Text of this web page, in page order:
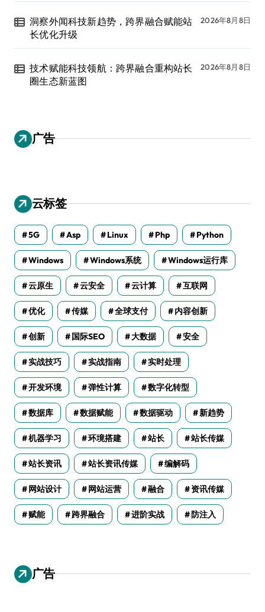
洞察外闻科技新趋势，跨界融合赋能站
长优化升级
2026年8月8日
技术赋能科技领航：跨界融合重构站长
圈生态新蓝图
2026年8月8日
广告
云标签
5G Asp Linux Php Python
Windows Windows系统 Windows运行库
云原生 云安全 云计算 互联网
优化 传媒 全球支付 内容创新
创新 国际SEO 大数据 安全
实战技巧 实战指南 实时处理
开发环境 弹性计算 数字化转型
数据库 数据赋能 数据驱动 新趋势
机器学习 环境搭建 站长 站长传媒
站长资讯 站长资讯传媒 编解码
网站设计 网站运营 融合 资讯传媒
赋能 跨界融合 进阶实战 防注入
广告